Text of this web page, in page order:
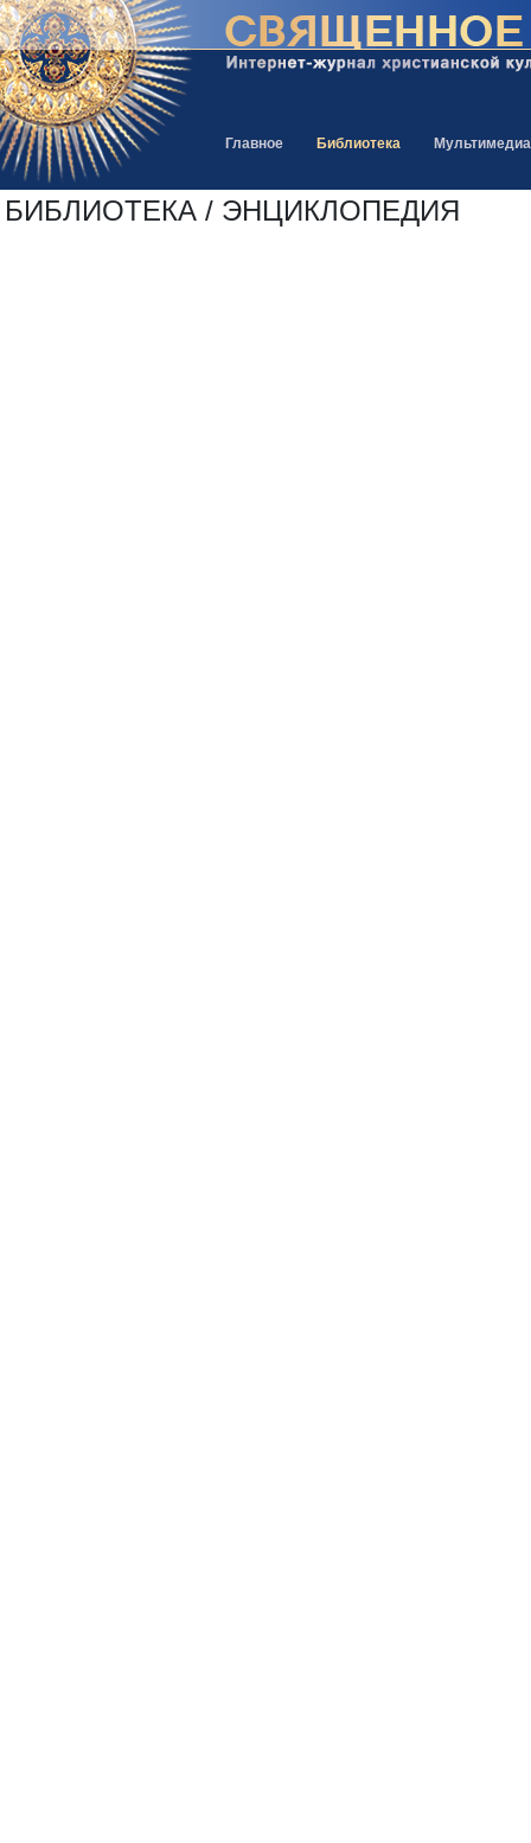
Главное Библиотека Мультимедиа
БИБЛИОТЕКА / ЭНЦИКЛОПЕДИЯ